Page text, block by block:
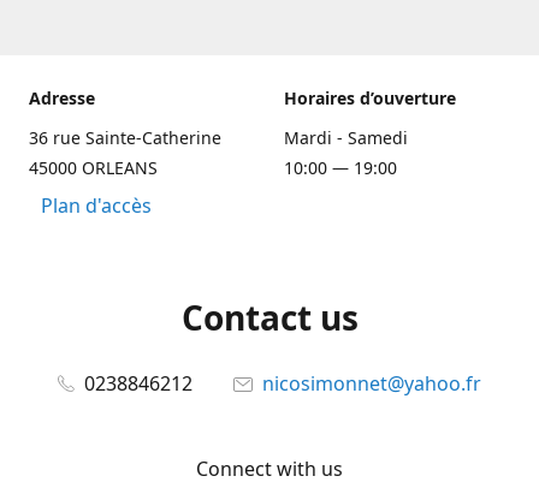
Adresse
36 rue Sainte-Catherine
45000 ORLEANS
Plan d'accès
Horaires d’ouverture
Mardi - Samedi
10:00 — 19:00
Contact us
0238846212 nicosimonnet@yahoo.fr
Connect with us